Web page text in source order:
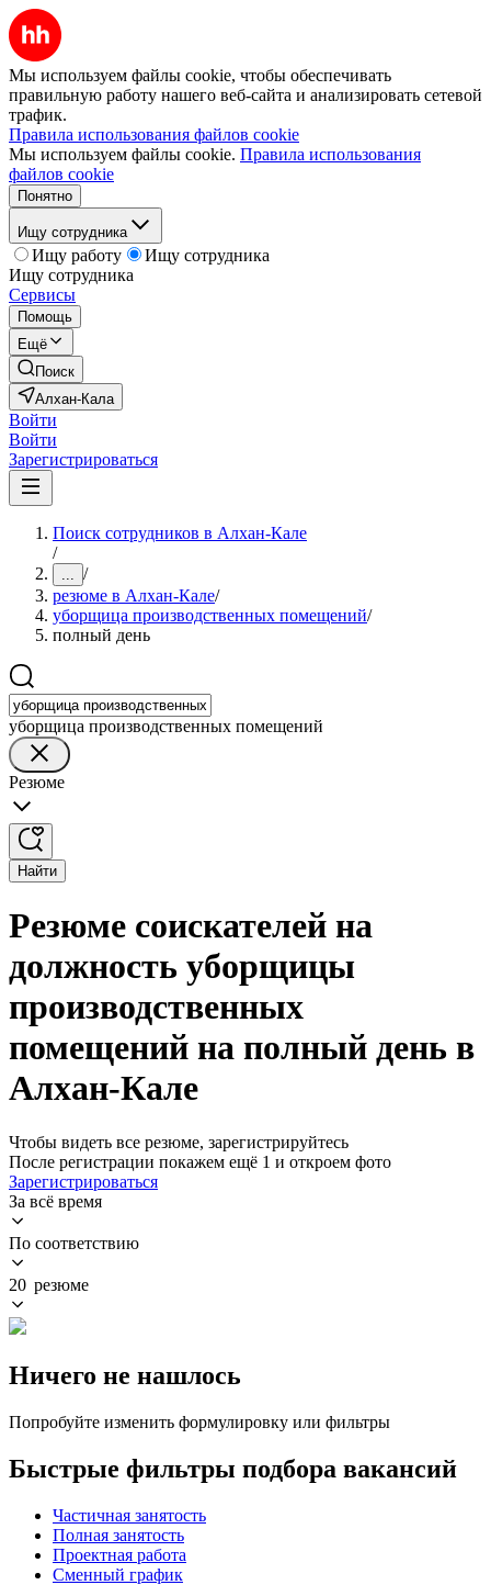
Мы используем файлы cookie, чтобы обеспечивать
правильную работу нашего веб-сайта и анализировать сетевой
трафик.
Правила использования файлов cookie
Мы используем файлы cookie. Правила использования
файлов cookie
Понятно
Ищу сотрудника
Ищу работу
Ищу сотрудника
Ищу сотрудника
Сервисы
Помощь
Ещё
Поиск
Алхан-Кала
Войти
Войти
Зарегистрироваться
Поиск сотрудников в Алхан-Кале
/
... /
резюме в Алхан-Кале/
уборщица производственных помещений/
полный день
уборщица производственных помещений
Резюме
Найти
Резюме соискателей на
должность уборщицы
производственных
помещений на полный день в
Алхан-Кале
Чтобы видеть все резюме, зарегистрируйтесь
После регистрации покажем ещё 1 и откроем фото
Зарегистрироваться
За всё время
По соответствию
20 резюме
Ничего не нашлось
Попробуйте изменить формулировку или фильтры
Быстрые фильтры подбора вакансий
Частичная занятость
Полная занятость
Проектная работа
Сменный график